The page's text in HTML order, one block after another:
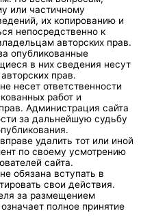
или частичному
их копированию и
непосредственно к
авторских прав.
опубликованные
в них сведения несут
прав.
несет ответственности
работ и
Администрация сайта
за дальнейшую судьбу
удалить тот или иной
по своему усмотрению
сайта.
обязана вступать в
свои действия.
за размещением
полное принятие